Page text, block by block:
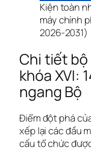
Kiện toàn
máy chính
2026-2031)
Chi tiết
khóa XVI:
ngang Bộ
Điểm đột phá
xếp lại các đầu
cấu tổ chức